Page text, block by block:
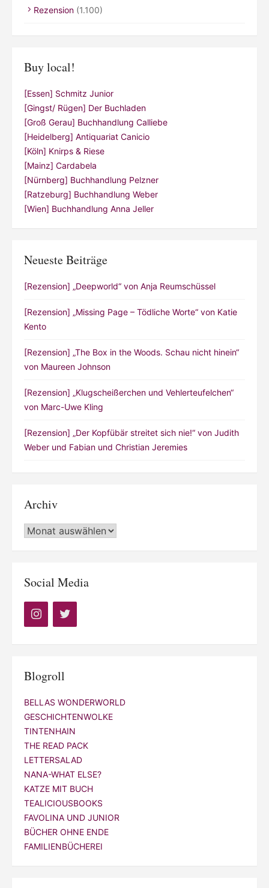
Rezension (1.100)
Buy local!
[Essen] Schmitz Junior
[Gingst/ Rügen] Der Buchladen
[Groß Gerau] Buchhandlung Calliebe
[Heidelberg] Antiquariat Canicio
[Köln] Knirps & Riese
[Mainz] Cardabela
[Nürnberg] Buchhandlung Pelzner
[Ratzeburg] Buchhandlung Weber
[Wien] Buchhandlung Anna Jeller
Neueste Beiträge
[Rezension] „Deepworld“ von Anja Reumschüssel
[Rezension] „Missing Page – Tödliche Worte“ von Katie
Kento
[Rezension] „The Box in the Woods. Schau nicht hinein“
von Maureen Johnson
[Rezension] „Klugscheißerchen und Vehlerteufelchen“
von Marc-Uwe Kling
[Rezension] „Der Kopfübär streitet sich nie!“ von Judith
Weber und Fabian und Christian Jeremies
Archiv
Archiv
Social Media
Blogroll
BELLAS WONDERWORLD
GESCHICHTENWOLKE
TINTENHAIN
THE READ PACK
LETTERSALAD
NANA-WHAT ELSE?
KATZE MIT BUCH
TEALICIOUSBOOKS
FAVOLINA UND JUNIOR
BÜCHER OHNE ENDE
FAMILIENBÜCHEREI